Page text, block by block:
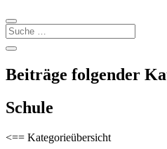
Beiträge folgender
Schule
<== Kategorieübersicht